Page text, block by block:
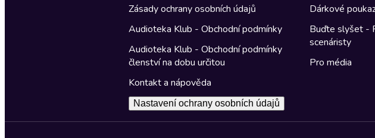
Zásady ochrany osobních údajů
Audioteka Klub - Obchodní podmínky
Audioteka Klub - Obchodní podmínky
členství na dobu určitou
Kontakt a nápověda
Nastavení ochrany osobních údajů
Dárkové
Buďte slyšet -
scenáristy
Pro média